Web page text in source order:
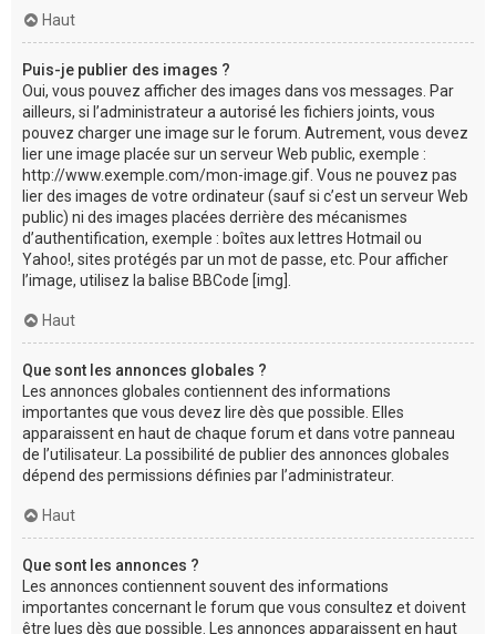
Haut
Puis-je publier des images ?
Oui, vous pouvez afficher des images dans vos messages. Par
ailleurs, si l’administrateur a autorisé les fichiers joints, vous
pouvez charger une image sur le forum. Autrement, vous devez
lier une image placée sur un serveur Web public, exemple :
http://www.exemple.com/mon-image.gif. Vous ne pouvez pas
lier des images de votre ordinateur (sauf si c’est un serveur Web
public) ni des images placées derrière des mécanismes
d’authentification, exemple : boîtes aux lettres Hotmail ou
Yahoo!, sites protégés par un mot de passe, etc. Pour afficher
l’image, utilisez la balise BBCode [img].
Haut
Que sont les annonces globales ?
Les annonces globales contiennent des informations
importantes que vous devez lire dès que possible. Elles
apparaissent en haut de chaque forum et dans votre panneau
de l’utilisateur. La possibilité de publier des annonces globales
dépend des permissions définies par l’administrateur.
Haut
Que sont les annonces ?
Les annonces contiennent souvent des informations
importantes concernant le forum que vous consultez et doivent
être lues dès que possible. Les annonces apparaissent en haut